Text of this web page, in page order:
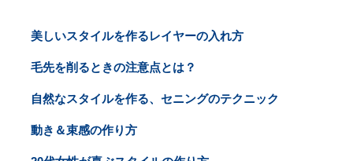
美しいスタイルを作るレイヤーの入れ方
毛先を削るときの注意点とは？
自然なスタイルを作る、セニングのテクニック
動き＆束感の作り方